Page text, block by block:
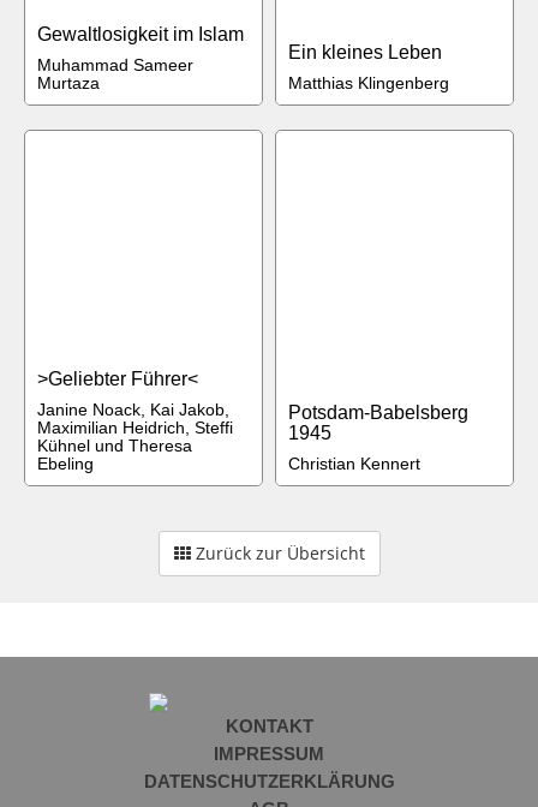
Gewaltlosigkeit im Islam
Muhammad Sameer
Murtaza
Ein kleines Leben
Matthias Klingenberg
>Geliebter Führer<
Janine Noack, Kai Jakob,
Maximilian Heidrich, Steffi
Kühnel und Theresa
Ebeling
Potsdam-Babelsberg
1945
Christian Kennert
Zurück zur Übersicht
KONTAKT
IMPRESSUM
DATENSCHUTZERKLÄRUNG